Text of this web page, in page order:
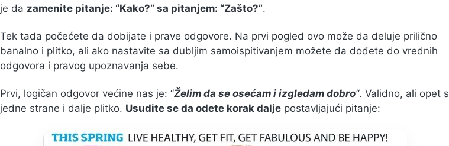
je da zamenite pitanje: “Kako?” sa pitanjem: “Zašto?”.
Tek tada počećete da dobijate i prave odgovore. Na prvi pogled ovo može da deluje prilično
banalno i plitko, ali ako nastavite sa dubljim samoispitivanjem možete da dođete do vrednih
odgovora i pravog upoznavanja sebe.
Prvi, logičan odgovor većine nas je: “Želim da se osećam i izgledam dobro“. Validno, ali opet s
jedne strane i dalje plitko. Usudite se da odete korak dalje postavljajući pitanje: